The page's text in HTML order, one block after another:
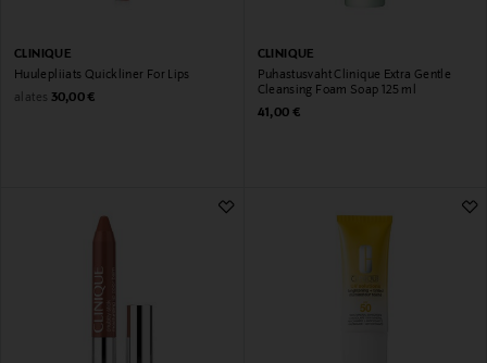
CLINIQUE
Huulepliiats Quickliner For Lips
alates Original Price
30,00 €
CLINIQUE
Puhastusvaht Clinique Extra Gentle
Cleansing Foam Soap 125 ml
Original Price
41,00 €